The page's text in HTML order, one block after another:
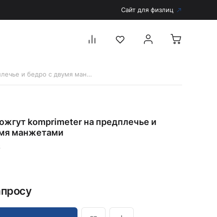
Сайт для физлиц
Аксессуары для дерматоскопов
Дерматоскопы
Аккумуляторы и зарядные устройства
Рукоятки для диагностических приборов
5255 Пневможгут komprimeter на предплечье и бедро с двумя манжетами
komprimeter на предплечье и
манжетами